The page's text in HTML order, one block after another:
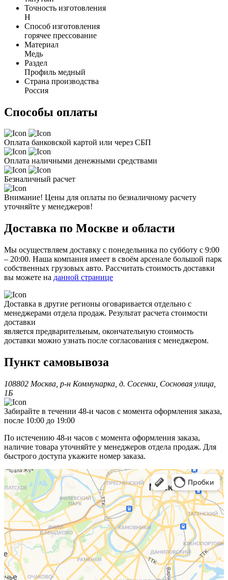
Точность изготовления
Н
Способ изготовления
горячее прессование
Материал
Медь
Раздел
Профиль медный
Страна производства
Россия
Способы оплаты
Оплата банковской картой или через СБП
Оплата наличными денежными средствами
Безналичный расчет
Внимание! Цены для оплаты по безналичному расчету
уточняйте у менеджеров!
Доставка по Москве и области
Мы осуществляем доставку с понедельника по субботу с 9:00
– 20:00. Наша компания имеет в своём арсенале большой парк
собственных грузовых авто. Рассчитать стоимость доставки
вы можете на данной странице
Доставка в другие регионы оговаривается отдельно с
менеджерами отдела продаж. Результат расчета стоимости
доставки
является предварительным, окончательную стоимость
доставки можно узнать после согласования с менеджером.
Пункт самовывоза
108802 Москва, р-н Коммунарка, д. Сосенки, Сосновая улица,
1Б
Забирайте в течении 48-и часов с момента оформления заказа,
после 10:00 до 19:00
По истечению 48-и часов с момента оформления заказа,
наличие товара уточняйте у менеджеров отдела продаж. Для
быстрого доступа укажите номер заказа.